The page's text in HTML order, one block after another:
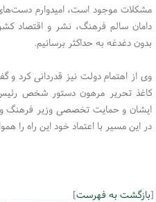
مشکلات موجود است، امیدوارم دست‌های
دامان سالم فرهنگ، نشر و اقتصاد
بدون دغدغه به حداکثر برسانیم.
وی از اهتمام دولت نیز قدردانی کرد و
کاغذ تحریر مرهون دستور شخص
ایشان و حمایت تخصصی وزیر فرهنگ
در این مسیر با اعتماد خود این راه را
[بازگشت به فهرست]